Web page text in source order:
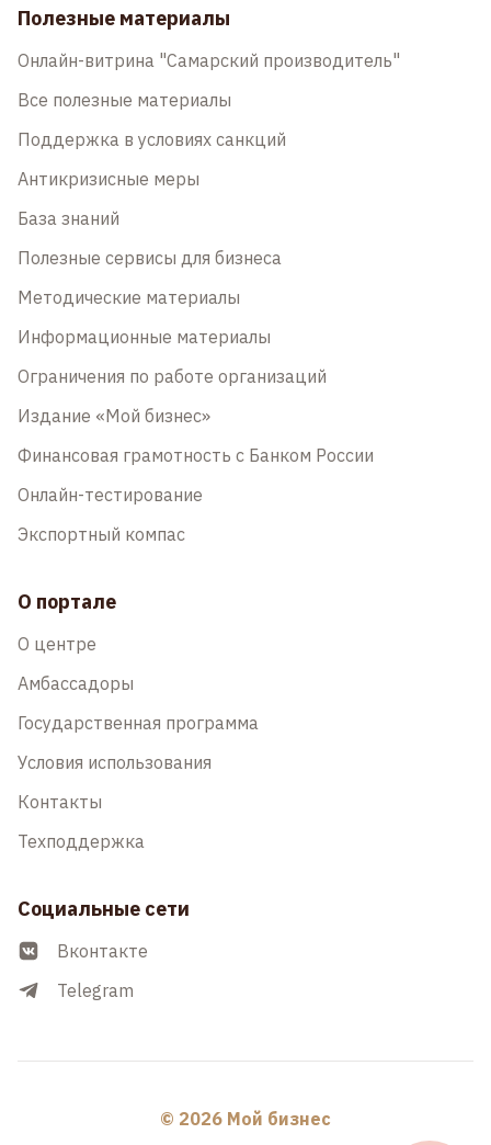
Полезные материалы
Онлайн-витрина "Самарский производитель"
Все полезные материалы
Поддержка в условиях санкций
Антикризисные меры
База знаний
Полезные сервисы для бизнеса
Методические материалы
Информационные материалы
Ограничения по работе организаций
Издание «Мой бизнес»
Финансовая грамотность с Банком России
Онлайн-тестирование
Экспортный компас
О портале
О центре
Амбассадоры
Государственная программа
Условия использования
Контакты
Техподдержка
Социальные сети
Вконтакте
Telegram
© 2026 Мой бизнес